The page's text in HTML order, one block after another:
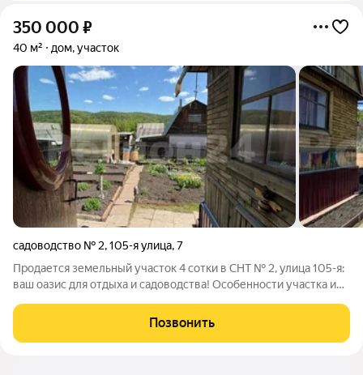
350 000 ₽
40 м² дом, участок
садоводство № 2,105-я улица,7
Продается земельный участок 4 сотки в СНТ № 2, улица 105-я:
ваш оазис для отдыха и садоводства! Особенности участка и
проживанию. Мансарда предоставляет дополнительное
пространство для
Позвонить